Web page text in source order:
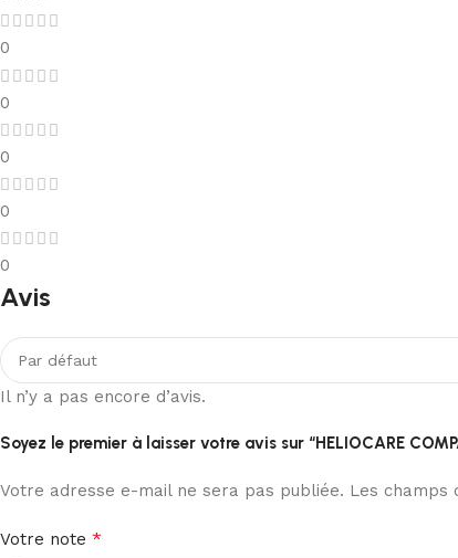
0
0
0
0
0
Avis
Il n’y a pas encore d’avis.
Soyez le premier à laisser votre avis sur “HELIOCARE
Votre adresse e-mail ne sera pas publiée. Les champs
Votre note *